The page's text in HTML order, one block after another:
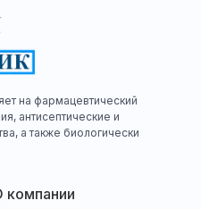
компании
на фармацевтический
антисептические и
а также биологически